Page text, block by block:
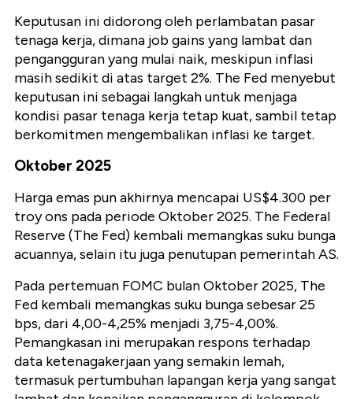
Keputusan ini didorong oleh perlambatan pasar
tenaga kerja, dimana job gains yang lambat dan
pengangguran yang mulai naik, meskipun inflasi
masih sedikit di atas target 2%. The Fed menyebut
keputusan ini sebagai langkah untuk menjaga
kondisi pasar tenaga kerja tetap kuat, sambil tetap
berkomitmen mengembalikan inflasi ke target.
Oktober 2025
Harga emas pun akhirnya mencapai US$4.300 per
troy ons pada periode Oktober 2025. The Federal
Reserve (The Fed) kembali memangkas suku bunga
acuannya, selain itu juga penutupan pemerintah AS.
Pada pertemuan FOMC bulan Oktober 2025, The
Fed kembali memangkas suku bunga sebesar 25
bps, dari 4,00-4,25% menjadi 3,75-4,00%.
Pemangkasan ini merupakan respons terhadap
data ketenagakerjaan yang semakin lemah,
termasuk pertumbuhan lapangan kerja yang sangat